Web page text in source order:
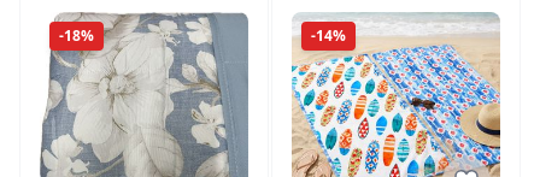
senza tradire la tua personalità. Un capo
funzionale, elegante e adatto a più occasioni,
perfetto per chi cerca un guardaroba versatile
nelle taglie forti.
-18% -14%